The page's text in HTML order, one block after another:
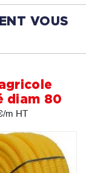
VOUS
diam 80
m HT